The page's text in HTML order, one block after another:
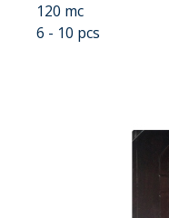
120 mc
6 - 10 pcs